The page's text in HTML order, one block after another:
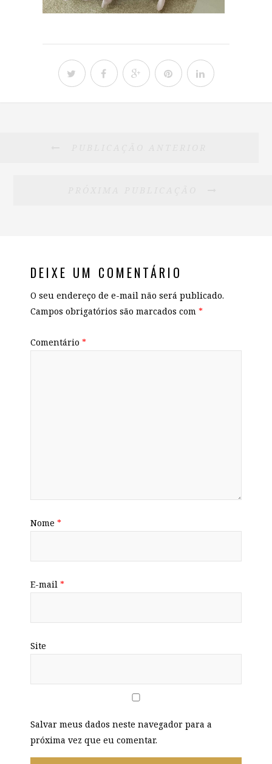
DEIXE UM COMENTÁRIO
O seu endereço de e-mail não será publicado.
Campos obrigatórios são marcados com *
Comentário *
Nome *
E-mail *
Site
Salvar meus dados neste navegador para a
próxima vez que eu comentar.